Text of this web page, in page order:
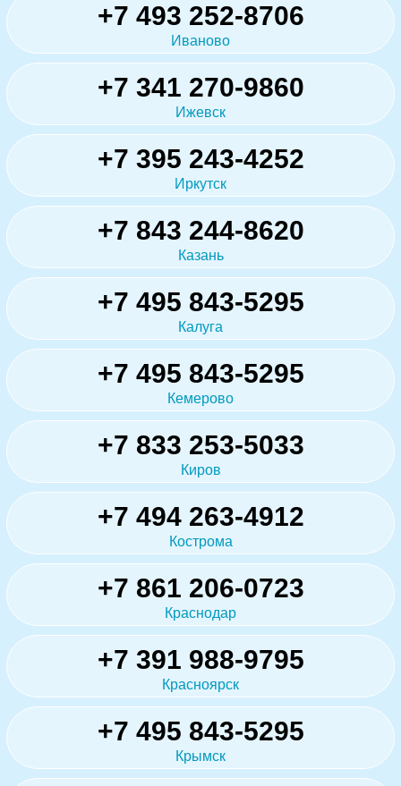
+7 493 252-8706
Иваново
+7 341 270-9860
Ижевск
+7 395 243-4252
Иркутск
+7 843 244-8620
Казань
+7 495 843-5295
Калуга
+7 495 843-5295
Кемерово
+7 833 253-5033
Киров
+7 494 263-4912
Кострома
+7 861 206-0723
Краснодар
+7 391 988-9795
Красноярск
+7 495 843-5295
Крымск